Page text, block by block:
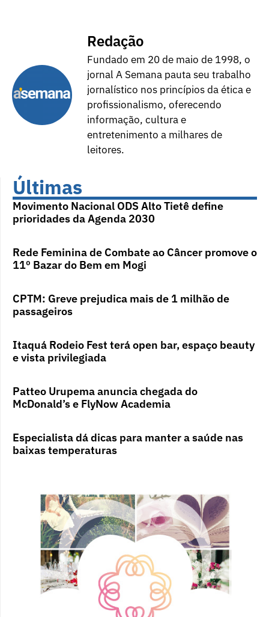
Redação
Fundado em 20 de maio de 1998, o
jornal A Semana pauta seu trabalho
jornalístico nos princípios da ética e
profissionalismo, oferecendo
informação, cultura e
entretenimento a milhares de
leitores.
Últimas
Movimento Nacional ODS Alto Tietê define
prioridades da Agenda 2030
Rede Feminina de Combate ao Câncer promove o
11º Bazar do Bem em Mogi
CPTM: Greve prejudica mais de 1 milhão de
passageiros
Itaquá Rodeio Fest terá open bar, espaço beauty
e vista privilegiada
Patteo Urupema anuncia chegada do
McDonald’s e FlyNow Academia
Especialista dá dicas para manter a saúde nas
baixas temperaturas